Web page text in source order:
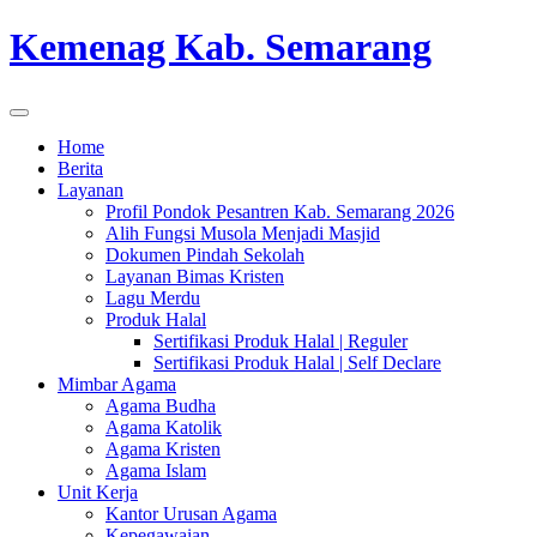
Kemenag Kab. Semarang
Home
Berita
Layanan
Profil Pondok Pesantren Kab. Semarang 2026
Alih Fungsi Musola Menjadi Masjid
Dokumen Pindah Sekolah
Layanan Bimas Kristen
Lagu Merdu
Produk Halal
Sertifikasi Produk Halal | Reguler
Sertifikasi Produk Halal | Self Declare
Mimbar Agama
Agama Budha
Agama Katolik
Agama Kristen
Agama Islam
Unit Kerja
Kantor Urusan Agama